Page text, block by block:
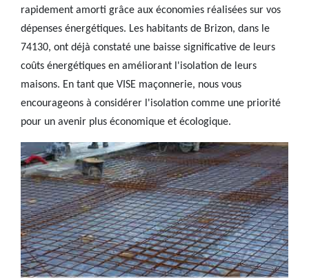
rapidement amorti grâce aux économies réalisées sur vos
dépenses énergétiques. Les habitants de Brizon, dans le
74130, ont déjà constaté une baisse significative de leurs
coûts énergétiques en améliorant l'isolation de leurs
maisons. En tant que VISE maçonnerie, nous vous
encourageons à considérer l'isolation comme une priorité
pour un avenir plus économique et écologique.